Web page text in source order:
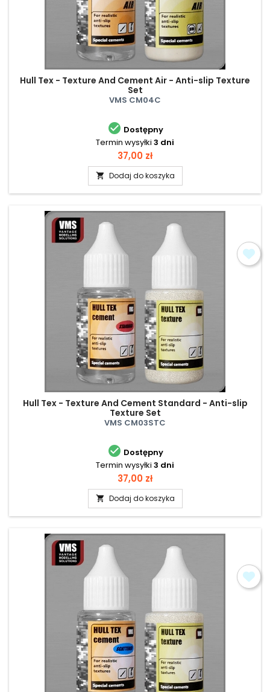
Hull Tex - Texture And Cement Air - Anti-slip Texture
Set
VMS CM04C
 Dostępny
Termin wysyłki 3 dni
Cena
37,00 zł
 Dodaj do koszyka
Hull Tex - Texture And Cement Standard - Anti-slip
Texture Set
VMS CM03STC
 Dostępny
Termin wysyłki 3 dni
Cena
37,00 zł
 Dodaj do koszyka